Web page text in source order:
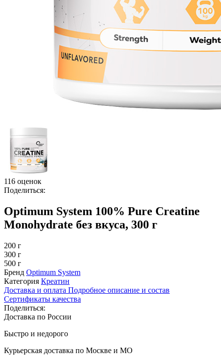
116 оценок
Поделиться:
Optimum System 100% Pure Creatine
Monohydrate без вкуса, 300 г
200 г
300 г
500 г
Бренд Optimum System
Категория Креатин
Доставка и оплата Подробное описание и состав
Сертификаты качества
Поделиться:
Доставка по России
Быстро и недорого
Курьерская доставка по Москве и МО